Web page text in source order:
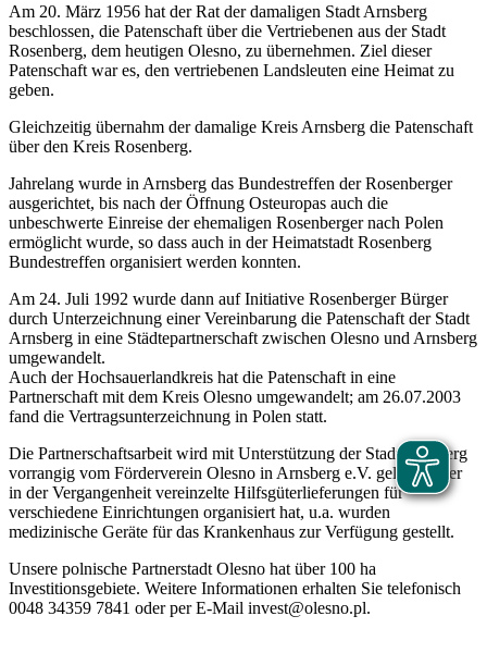
Am 20. März 1956 hat der Rat der damaligen Stadt Arnsberg
beschlossen, die Patenschaft über die Vertriebenen aus der Stadt
Rosenberg, dem heutigen Olesno, zu übernehmen. Ziel dieser
Patenschaft war es, den vertriebenen Landsleuten eine Heimat zu
geben.
Gleichzeitig übernahm der damalige Kreis Arnsberg die Patenschaft
über den Kreis Rosenberg.
Jahrelang wurde in Arnsberg das Bundestreffen der Rosenberger
ausgerichtet, bis nach der Öffnung Osteuropas auch die
unbeschwerte Einreise der ehemaligen Rosenberger nach Polen
ermöglicht wurde, so dass auch in der Heimatstadt Rosenberg
Bundestreffen organisiert werden konnten.
Am 24. Juli 1992 wurde dann auf Initiative Rosenberger Bürger
durch Unterzeichnung einer Vereinbarung die Patenschaft der Stadt
Arnsberg in eine Städtepartnerschaft zwischen Olesno und Arnsberg
umgewandelt.
Auch der Hochsauerlandkreis hat die Patenschaft in eine
Partnerschaft mit dem Kreis Olesno umgewandelt; am 26.07.2003
fand die Vertragsunterzeichnung in Polen statt.
Die Partnerschaftsarbeit wird mit Unterstützung der Stadt Arnsberg
vorrangig vom Förderverein Olesno in Arnsberg e.V. geleistet, der
in der Vergangenheit vereinzelte Hilfsgüterlieferungen für
verschiedene Einrichtungen organisiert hat, u.a. wurden
medizinische Geräte für das Krankenhaus zur Verfügung gestellt.
Unsere polnische Partnerstadt Olesno hat über 100 ha
Investitionsgebiete. Weitere Informationen erhalten Sie telefonisch
0048 34359 7841 oder per E-Mail invest@olesno.pl.